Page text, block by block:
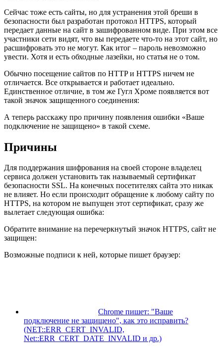
Сейчас тоже есть сайты, но для устранения этой бреши в
безопасности был разработан протокол HTTPS, который
передает данные на сайт в зашифрованном виде. При этом все
участники сети видят, что вы передаете что-то на этот сайт, но
расшифровать это не могут. Как итог – пароль невозможно
увести. Хотя и есть обходные лазейки, но статья не о том.
Обычно посещение сайтов по HTTP и HTTPS ничем не
отличается. Все открывается и работает идеально.
Единственное отличие, в том же Гугл Хроме появляется вот
такой значок защищенного соединения:
А теперь расскажу про причину появления ошибки «Ваше
подключение не защищено» в такой схеме.
Причины
Для поддержания шифрования на своей стороне владелец
сервиса должен установить так называемый сертификат
безопасности SSL. На конечных посетителях сайта это никак
не влияет. Но если происходит обращение к любому сайту по
HTTPS, на котором не выпущен этот сертификат, сразу же
вылетает следующая ошибка:
Обратите внимание на перечеркнутый значок HTTPS, сайт не
защищен:
Возможные подписи к ней, которые пишет браузер:
Chrome пишет: "Ваше
подключение не защищено", как это исправить?
(NET::ERR_CERT_INVALID,
Net::ERR_CERT_DATE_INVALID и др.)